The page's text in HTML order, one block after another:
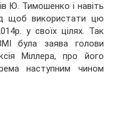
Ю. Тимошенко і навіть
щоб використати цю
у своїх цілях. Так
була заява голови
Міллера, про його
наступним чином